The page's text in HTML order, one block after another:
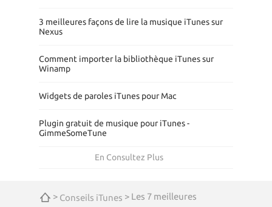
3 meilleures façons de lire la musique iTunes sur
Nexus
Comment importer la bibliothèque iTunes sur
Winamp
Widgets de paroles iTunes pour Mac
Plugin gratuit de musique pour iTunes -
GimmeSomeTune
En Consultez Plus
> Conseils iTunes > Les 7 meilleures